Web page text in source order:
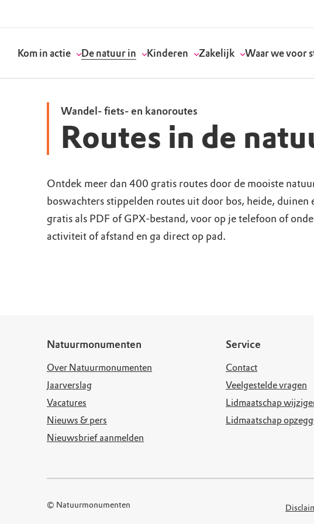
Kom in actie
Doneer
Word vrijwilliger
Werken bij
De natuur in
Routes
Natuurgebieden
Bezoekerscentra
Kinderen
Kinderactiviteiten
Verjaardagsfeestjes
Speeltips
Zakelijk
Geef een bedrijfsdonatie
Vergaderen in de natuur
Onze partners & supporters
Waar we voor
Onze visie
Actuele thema's
Wat wij doen
Wandel- fiets- en kanoroutes
Routes in de
Ontdek meer dan 400 gratis routes door de mooiste
boswachters stippelden routes uit door bos, heide,
gratis als PDF of GPX-bestand, voor op je telefoon of
activiteit of afstand en ga direct op pad.
Natuurmonumenten
Over Natuurmonumenten
Jaarverslag
Vacatures
Nieuws & pers
Nieuwsbrief aanmelden
Service
Contact
Veelgestelde vragen
Lidmaatschap
Lidmaatschap
© Natuurmonumenten